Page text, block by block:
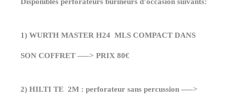
1) WURTH MASTER H24 MLS COMPACT DANS
SON COFFRET —–> PRIX 80€
2) HILTI TE 2M : perforateur sans percussion —–>